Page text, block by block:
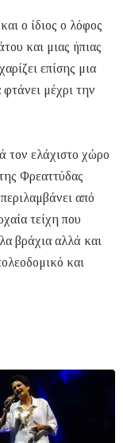
ο ίδιος ο λόφος
και μιας ήπιας
επίσης μια
μέχρι την
τον ελάχιστο χώρο
Φρεαττύδας
από
τείχη που
βράχια αλλά και
και